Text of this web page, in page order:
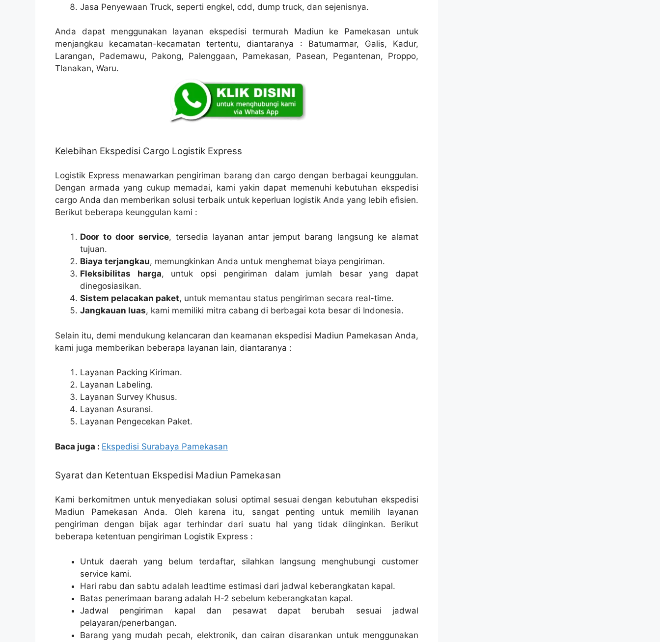
Jasa Penyewaan Truck, seperti engkel, cdd, dump truck, dan sejenisnya.
Anda dapat menggunakan layanan ekspedisi termurah Madiun ke Pamekasan untuk
menjangkau kecamatan-kecamatan tertentu, diantaranya : Batumarmar, Galis, Kadur,
Larangan, Pademawu, Pakong, Palenggaan, Pamekasan, Pasean, Pegantenan, Proppo,
Tlanakan, Waru.
Kelebihan Ekspedisi Cargo Logistik Express
Logistik Express menawarkan pengiriman barang dan cargo dengan berbagai keunggulan.
Dengan armada yang cukup memadai, kami yakin dapat memenuhi kebutuhan ekspedisi
cargo Anda dan memberikan solusi terbaik untuk keperluan logistik Anda yang lebih efisien.
Berikut beberapa keunggulan kami :
Door to door service, tersedia layanan antar jemput barang langsung ke alamat
tujuan.
Biaya terjangkau, memungkinkan Anda untuk menghemat biaya pengiriman.
Fleksibilitas harga, untuk opsi pengiriman dalam jumlah besar yang dapat
dinegosiasikan.
Sistem pelacakan paket, untuk memantau status pengiriman secara real-time.
Jangkauan luas, kami memiliki mitra cabang di berbagai kota besar di Indonesia.
Selain itu, demi mendukung kelancaran dan keamanan ekspedisi Madiun Pamekasan Anda,
kami juga memberikan beberapa layanan lain, diantaranya :
Layanan Packing Kiriman.
Layanan Labeling.
Layanan Survey Khusus.
Layanan Asuransi.
Layanan Pengecekan Paket.
Baca juga : Ekspedisi Surabaya Pamekasan
Syarat dan Ketentuan Ekspedisi Madiun Pamekasan
Kami berkomitmen untuk menyediakan solusi optimal sesuai dengan kebutuhan ekspedisi
Madiun Pamekasan Anda. Oleh karena itu, sangat penting untuk memilih layanan
pengiriman dengan bijak agar terhindar dari suatu hal yang tidak diinginkan. Berikut
beberapa ketentuan pengiriman Logistik Express :
Untuk daerah yang belum terdaftar, silahkan langsung menghubungi customer
service kami.
Hari rabu dan sabtu adalah leadtime estimasi dari jadwal keberangkatan kapal.
Batas penerimaan barang adalah H-2 sebelum keberangkatan kapal.
Jadwal pengiriman kapal dan pesawat dapat berubah sesuai jadwal
pelayaran/penerbangan.
Barang yang mudah pecah, elektronik, dan cairan disarankan untuk menggunakan